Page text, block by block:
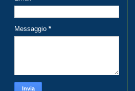
Messaggio *